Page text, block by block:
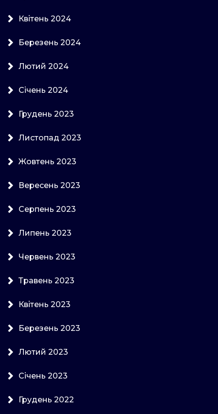
Квітень 2024
Березень 2024
Лютий 2024
Січень 2024
Грудень 2023
Листопад 2023
Жовтень 2023
Вересень 2023
Серпень 2023
Липень 2023
Червень 2023
Травень 2023
Квітень 2023
Березень 2023
Лютий 2023
Січень 2023
Грудень 2022